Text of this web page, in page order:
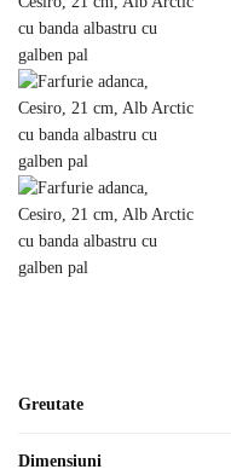
Greutate
Dimensiuni